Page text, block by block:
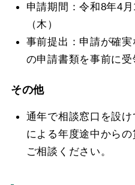
申請期間：令和8年4
（木）
事前提出：申請が確
の申請書類を事前に受
その他
通年で相談窓口を設
による年度途中から
ご相談ください。